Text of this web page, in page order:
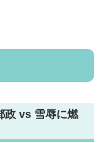
政 vs 雪辱に燃